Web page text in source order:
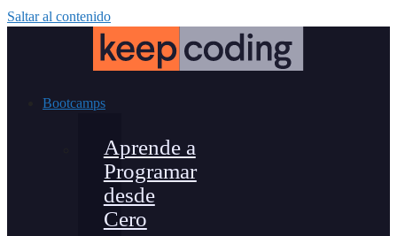
Saltar al contenido
Bootcamps
Aprende a
Programar
desde
Cero